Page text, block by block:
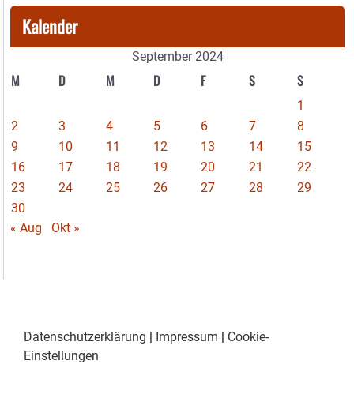
Kalender
September 2024
M D M D F S S
1
2
3 4 5 6 7
8
9
10 11 12 13 14
15
16
17 18 19 20 21
22
23
24 25 26 27 28
29
30
« Aug
Okt »
Datenschutzerklärung | Impressum | Cookie-
Einstellungen